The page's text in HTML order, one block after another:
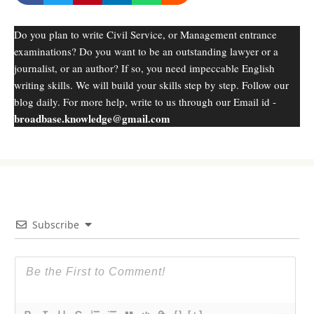
Do you plan to write Civil Service, or Management entrance
examinations? Do you want to be an outstanding lawyer or a
journalist, or an author? If so, you need impeccable English
writing skills. We will build your skills step by step. Follow our
blog daily. For more help, write to us through our Email id -
broadbase.knowledge@gmail.com
Subscribe